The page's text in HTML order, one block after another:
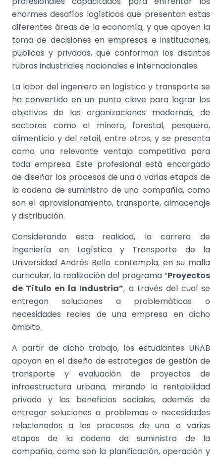
enormes desafíos logísticos que presentan estas
diferentes áreas de la economía, y que apoyen la
toma de decisiones en empresas e instituciones,
públicas y privadas, que conforman los distintos
rubros industriales nacionales e internacionales.
La labor del ingeniero en logística y transporte se
ha convertido en un punto clave para lograr los
objetivos de las organizaciones modernas, de
sectores como el minero, forestal, pesquero,
alimenticio y del retail, entre otros, y se presenta
como una relevante ventaja competitiva para
toda empresa. Este profesional está encargado
de diseñar los procesos de una o varias etapas de
la cadena de suministro de una compañía, como
son el aprovisionamiento, transporte, almacenaje
y distribución.
Considerando esta realidad, la carrera de
Ingeniería en Logística y Transporte de la
Universidad Andrés Bello contempla, en su malla
curricular, la realización del programa “Proyectos
de Título en la Industria”, a través del cual se
entregan soluciones a problemáticas o
necesidades reales de una empresa en dicho
ámbito.
A partir de dicho trabajo, los estudiantes UNAB
apoyan en el diseño de estrategias de gestión de
transporte y evaluación de proyectos de
infraestructura urbana, mirando la rentabilidad
privada y los beneficios sociales, además de
entregar soluciones a problemas o necesidades
relacionados a los procesos de una o varias
etapas de la cadena de suministro de la
compañía, como son la planificación, operación y